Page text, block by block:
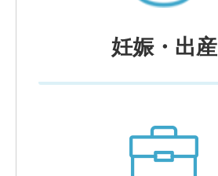
妊娠・出産